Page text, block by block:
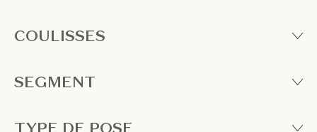
COULISSES
SEGMENT
TYPE DE POSE